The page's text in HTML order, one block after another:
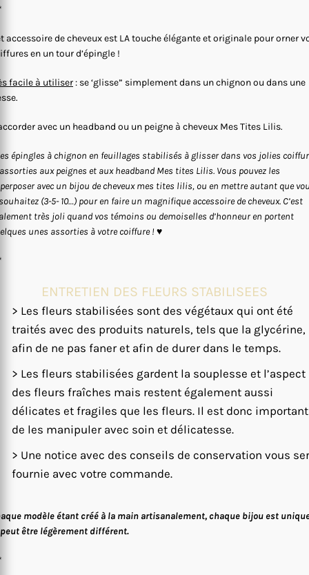
accessoire de cheveux est LA touche élégante et originale pour orner
en un tour d’épingle !
facile à utiliser: se ‘glisse” simplement dans un chignon ou dans une
avec un headband ou un peigne à cheveux Mes Tites Lilis.
épingles à chignon en feuillages stabilisés à glisser dans vos jolies
aux peignes et aux headband Mes tites Lilis. Vous pouvez les
avec un bijou de cheveux mes tites lilis, ou en mettre autant que
(3-5- 10…) pour en faire un magnifique accessoire de cheveux. C’est
très joli quand vos témoins ou demoiselles d’honneur en portent
unes assorties à votre coiffure ! ♥
ENTRETIEN DES FLEURS STABILISEES
> Les fleurs stabilisées sont des végétaux qui ont été
traités avec des produits naturels, tels que la glycérine,
afin de ne pas faner et afin de durer dans le temps.
> Les fleurs stabilisées gardent la souplesse et l’aspect
des fleurs fraîches mais restent également aussi
délicates et fragiles que les fleurs. Il est donc important
de les manipuler avec soin et délicatesse.
> Une notice avec des conseils de conservation vous
fournie avec votre commande.
modèle étant créé à la main artisanalement, chaque bijou est
être légèrement différent.